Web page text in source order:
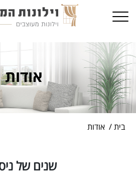
Toggle navigation
אודות
בית אודות
שנים של ניסיון